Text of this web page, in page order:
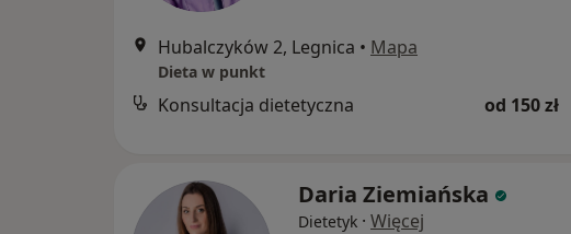
Hubalczyków 2, Legnica • Mapa
Dieta w punkt
Konsultacja dietetyczna od 150 zł
Daria Ziemiańska
Dietetyk · Więcej